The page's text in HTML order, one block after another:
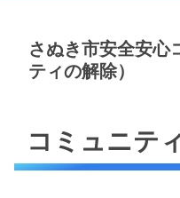
さぬき市安全安心
ティの解除）
コミュニテ